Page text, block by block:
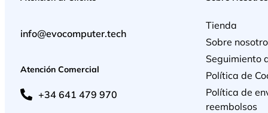
info@evocomputer.tech
Atención Comercial
+34 641 479 970
Tienda
Sobre
Seguimiento
Política de
Política de
reembolsos